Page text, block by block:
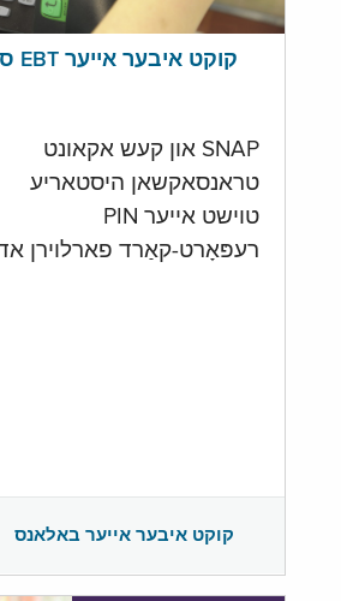
קוקט איבער אייער EBT סומע
SNAP און קעש אקאונט
טראנסאקשאן היסטאריע
טוישט אייער PIN
רעפּאָרט-קאַרד פארלוירן
קוקט איבער אייער באלאנס